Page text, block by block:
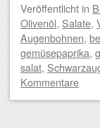
Veröffentlicht in
Olivenöl, Salate,
Augenbohnen,
gemüsepaprika,
salat,
Kommentare